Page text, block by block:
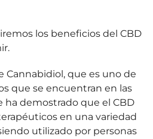
los beneficios del CBD
Cannabidiol, que es uno de
que se encuentran en las
ha demostrado que el CBD
en una variedad
utilizado por personas